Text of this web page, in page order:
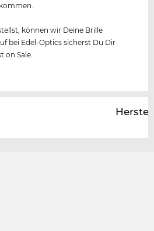
können wir Deine Brille
bei Edel-Optics sicherst Du Dir
on Sale.